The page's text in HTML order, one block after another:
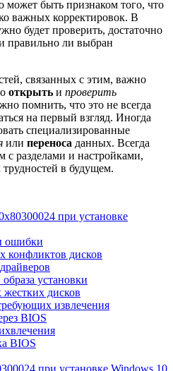
может быть признаком того, что
важных корректировок. В
будет проверить, достаточно
правильно ли выбран
связанных с этим, важно
открыть и проверить
помнить, что это не всегда
на первый взгляд. Иногда
специализированные
или переноса данных. Всегда
с разделами и настройками,
в будущем.
при установке
ошибки
дисков
установки
дисков
извлечения
BIOS
BIOS
при установке Windows 10